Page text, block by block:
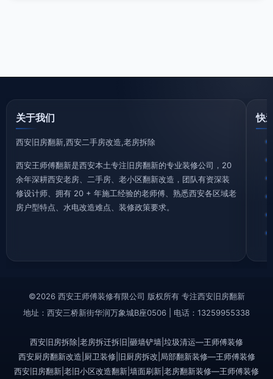
关于我们
西安旧房翻新,西安二手房改造,老房拆除
西安王师傅翻新是西安本土专注旧房翻新的专业装修公司，20
余年深耕西安老房、二手房、老小区翻新改造，团队有资深装
修设计师、拥有 20 + 年施工经验的老师傅、熟悉西安各区域老
房户型特点、水电改造难点、装修政策要求。
快
©2026 西安王师傅装修有限公司 版权所有 专注西安旧房翻新
地址：西安三桥新街华润万象城B座0506 | 电话：13259955338
西安旧房拆除|老房拆迁拆旧|砸墙铲墙|垃圾清运—王师傅装修
西安厨房翻新改造|厨卫装修|旧厨房拆改|局部翻新装修—王师傅装修
西安旧房翻新|老旧小区改造翻新|墙面刷新|老房翻新装修—王师傅装修